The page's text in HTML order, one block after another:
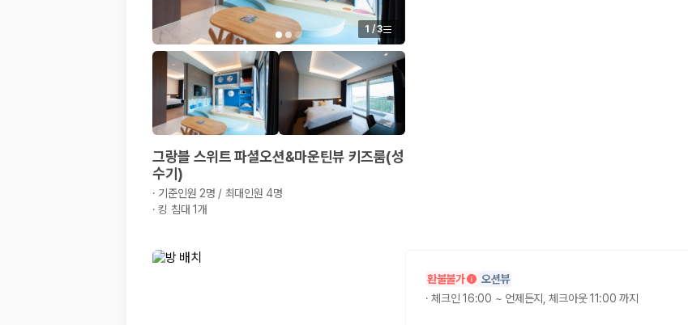
제주도 렌트카 실시간 최저가 가격비교
1 /3
그랑블 스위트 파셜오션&마운틴뷰 키즈룸(성
수기)
· 기준인원 2명 / 최대인원 4명
·킹 침대 1개
환불불가 오션뷰
·체크인 16:00 ~ 언제든지, 체크아웃 11:00 까지